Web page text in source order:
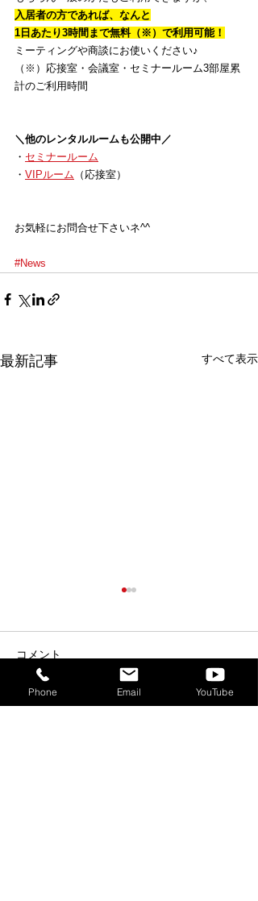
入居者の方であれば、なんと
1日あたり3時間まで無料（※）で利用可能！
ミーティングや商談にお使いください♪
（※）応接室・会議室・セミナールーム3部屋累
計のご利用時間
＼他のレンタルルームも公開中／
・ セミナールーム
・ VIPルーム （応接室）
お気軽にお問合せ下さいネ^^
#News
最新記事 すべて表示
コメント
Phone Email YouTube